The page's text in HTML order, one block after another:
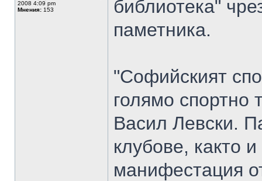
2008 4:09 pm
Мнения: 153
библиотека"
паметника.
"Софийският
голямо спортно
Васил Левски.
клубове, както
манифестация